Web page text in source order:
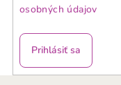
osobných údajov
Prihlásiť sa